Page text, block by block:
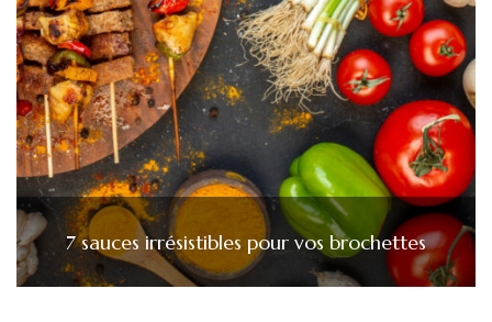
7 sauces irrésistibles pour vos brochettes